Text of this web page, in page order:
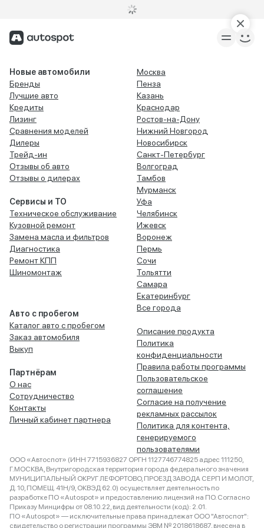
Новые автомобили
Бренды
Лучшие авто
Кредиты
Лизинг
Сравнения моделей
Дилеры
Трейд-ин
Отзывы об авто
Отзывы о дилерах
Сервисы и ТО
Техническое обслуживание
Кузовной ремонт
Замена масла и фильтров
Диагностика
Ремонт КПП
Шиномонтаж
Авто с пробегом
Каталог авто с пробегом
Заказ автомобиля
Выкуп
Партнёрам
О нас
Сотрудничество
Контакты
Личный кабинет партнера
Москва
Пенза
Казань
Краснодар
Ростов-на-Дону
Нижний Новгород
Новосибирск
Санкт-Петербург
Волгоград
Тамбов
Мурманск
Уфа
Челябинск
Ижевск
Воронеж
Пермь
Сочи
Тольятти
Самара
Екатеринбург
Все города
Описание продукта
Политика
конфиденциальности
Правила работы программы
Пользовательское
соглашение
Согласие на получение
рекламных рассылок
Политика для контента,
генерируемого
пользователями
ООО «Автоспот» (ИНН 7715936827 ОРГН 1127746774825 адрес 111250,
Г.МОСКВА, Внутригородская территория города федерального значения
МУНИЦИПАЛЬНЫЙ ОКРУГ ЛЕФОРТОВО, ПРОЕЗД ЗАВОДА СЕРП И МОЛОТ,
Д. 10, ПОМЕЩ. 41Н/9, ОКВЭД 62.0) осуществляет деятельность по
разработке ПО «Autospot» и предоставлению лицензий на ПО. Согласно
Приказу Минцифры от 08.10.22, вид деятельности (код): 2.01.
ПО «Autospot» — исключительные права принадлежат ООО "Автоспот":
свидетельство о регистрации программы ЭВМ № 2018618687, внесена в